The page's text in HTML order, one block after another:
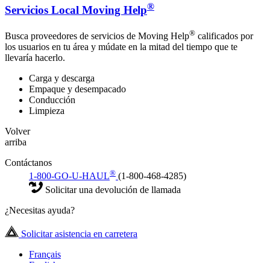
Servicios Local Moving Help®
Busca proveedores de servicios de Moving Help® calificados por
los usuarios en tu área y múdate en la mitad del tiempo que te
llevaría hacerlo.
Carga y descarga
Empaque y desempacado
Conducción
Limpieza
Volver
arriba
Contáctanos
1-800-GO-U-HAUL® (1-800-468-4285)
Solicitar una devolución de llamada
¿Necesitas ayuda?
Solicitar asistencia en carretera
Français